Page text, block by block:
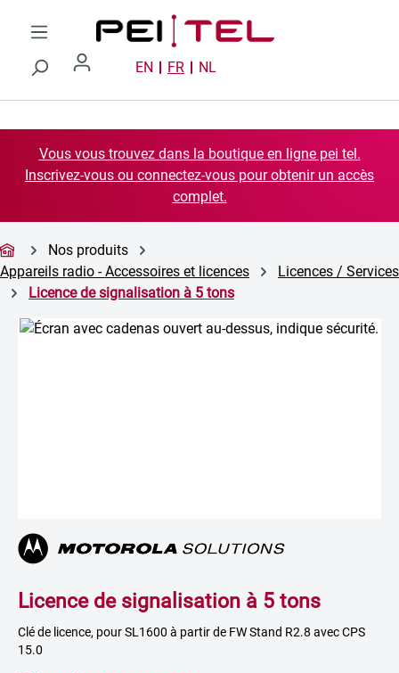
Passer au contenu principal
EN FR NL
Vous vous trouvez dans la boutique en ligne pei tel.
Inscrivez-vous ou connectez-vous pour obtenir un accès
complet.
Nos produits
Appareils radio - Accessoires et licences
Licences / Services
Licence de signalisation à 5 tons
Ignorer la galerie d'images
Licence de signalisation à 5 tons
Clé de licence, pour SL1600 à partir de FW Stand R2.8 avec CPS
15.0